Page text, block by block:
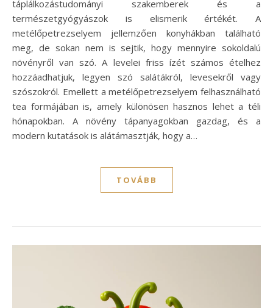
táplálkozástudományi szakemberek és a
természetgyógyászok is elismerik értékét. A
metélőpetrezselyem jellemzően konyhákban található
meg, de sokan nem is sejtik, hogy mennyire sokoldalú
növényről van szó. A levelei friss ízét számos ételhez
hozzáadhatjuk, legyen szó salátákról, levesekről vagy
szószokról. Emellett a metélőpetrezselyem felhasználható
tea formájában is, amely különösen hasznos lehet a téli
hónapokban. A növény tápanyagokban gazdag, és a
modern kutatások is alátámasztják, hogy a…
TOVÁBB